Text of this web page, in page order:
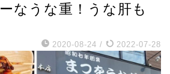
なうな重！うな肝も
2020-08-24 / 2022-07-28